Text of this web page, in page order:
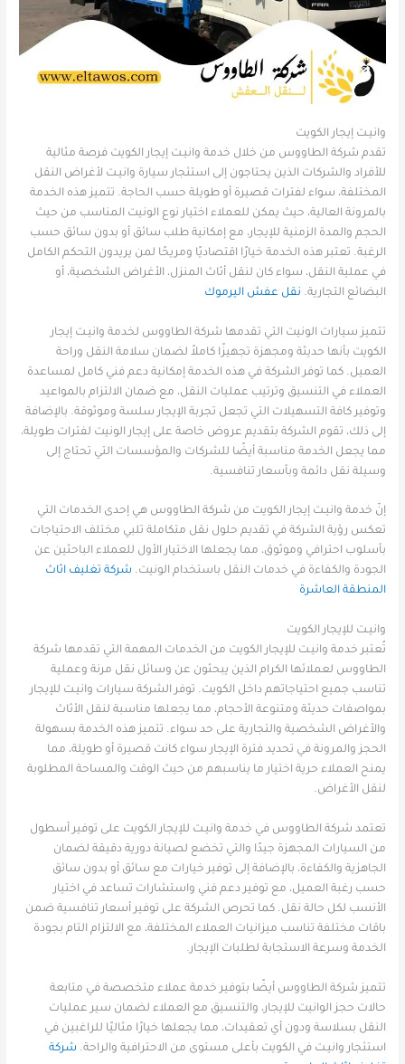
وانيـت إيجار الكويت
تقدم شركة الطاووس من خلال خدمة وانيـت إيجار الكويت فرصة مثالية
للأفراد والشركات الذين يحتاجون إلى استئجار سيارة وانيـت لأغراض النقل
المختلفة، سواء لفترات قصيرة أو طويلة حسب الحاجة. تتميز هذه الخدمة
بالمرونة العالية، حيث يمكن للعملاء اختيار نوع الونيت المناسب من حيث
الحجم والمدة الزمنية للإيجار، مع إمكانية طلب سائق أو بدون سائق حسب
الرغبة. تعتبر هذه الخدمة خيارًا اقتصاديًا ومريحًا لمن يريدون التحكم الكامل
في عملية النقل، سواء كان لنقل أثاث المنزل، الأغراض الشخصية، أو
البضائع التجارية. نقل عفش اليرموك
تتميز سيارات الونيت التي تقدمها شركة الطاووس لخدمة وانيـت إيجار
الكويت بأنها حديثة ومجهزة تجهيزًا كاملاً لضمان سلامة النقل وراحة
العميل. كما توفر الشركة في هذه الخدمة إمكانية دعم فني كامل لمساعدة
العملاء في التنسيق وترتيب عمليات النقل، مع ضمان الالتزام بالمواعيد
وتوفير كافة التسهيلات التي تجعل تجربة الإيجار سلسة وموثوقة. بالإضافة
إلى ذلك، تقوم الشركة بتقديم عروض خاصة على إيجار الونيت لفترات طويلة،
مما يجعل الخدمة مناسبة أيضًا للشركات والمؤسسات التي تحتاج إلى
وسيلة نقل دائمة وبأسعار تنافسية.
إنّ خدمة وانيـت إيجار الكويت من شركة الطاووس هي إحدى الخدمات التي
تعكس رؤية الشركة في تقديم حلول نقل متكاملة تلبي مختلف الاحتياجات
بأسلوب احترافي وموثوق، مما يجعلها الاختيار الأول للعملاء الباحثين عن
الجودة والكفاءة في خدمات النقل باستخدام الونيت. شركة تغليف اثاث
المنطقة العاشرة
وانيـت للإيجار الكويت
تُعتبر خدمة وانيـت للإيجار الكويت من الخدمات المهمة التي تقدمها شركة
الطاووس لعملائها الكرام الذين يبحثون عن وسائل نقل مرنة وعملية
تناسب جميع احتياجاتهم داخل الكويت. توفر الشركة سيارات وانيـت للإيجار
بمواصفات حديثة ومتنوعة الأحجام، مما يجعلها مناسبة لنقل الأثاث
والأغراض الشخصية والتجارية على حد سواء. تتميز هذه الخدمة بسهولة
الحجز والمرونة في تحديد فترة الإيجار سواء كانت قصيرة أو طويلة، مما
يمنح العملاء حرية اختيار ما يناسبهم من حيث الوقت والمساحة المطلوبة
لنقل الأغراض.
تعتمد شركة الطاووس في خدمة وانيـت للإيجار الكويت على توفير أسطول
من السيارات المجهزة جيدًا والتي تخضع لصيانة دورية دقيقة لضمان
الجاهزية والكفاءة، بالإضافة إلى توفير خيارات مع سائق أو بدون سائق
حسب رغبة العميل، مع توفير دعم فني واستشارات تساعد في اختيار
الأنسب لكل حالة نقل. كما تحرص الشركة على توفير أسعار تنافسية ضمن
باقات مختلفة تناسب ميزانيات العملاء المختلفة، مع الالتزام التام بجودة
الخدمة وسرعة الاستجابة لطلبات الإيجار.
تتميز شركة الطاووس أيضًا بتوفير خدمة عملاء متخصصة في متابعة
حالات حجز الوانيت للإيجار، والتنسيق مع العملاء لضمان سير عمليات
النقل بسلاسة ودون أي تعقيدات، مما يجعلها خيارًا مثاليًا للراغبين في
استئجار وانيـت في الكويت بأعلى مستوى من الاحترافية والراحة. شركة